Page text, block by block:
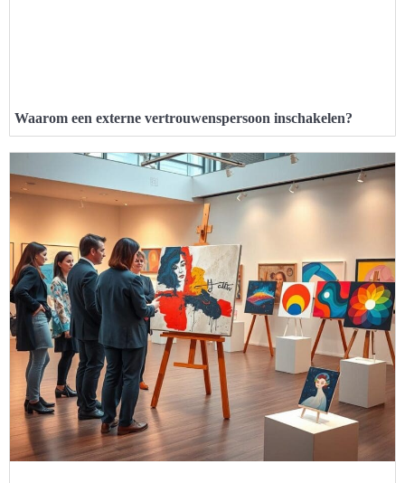
Waarom een externe vertrouwenspersoon inschakelen?